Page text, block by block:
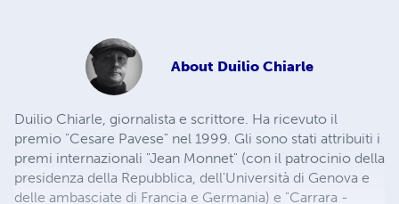
About Duilio Chiarle
Duilio Chiarle, giornalista e scrittore. Ha ricevuto il
premio "Cesare Pavese" nel 1999. Gli sono stati attribuiti i
premi internazionali "Jean Monnet" (con il patrocinio della
presidenza della Repubblica, dell'Università di Genova e
delle ambasciate di Francia e Germania) e "Carrara -